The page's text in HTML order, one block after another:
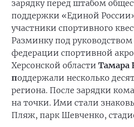
зарядку перед штабом
поддержки «Единой
участники спортивного
Разминку под
федерации спортивной
Херсонской области Тамара
поддержали несколько
региона. После зарядки
на точки. Ими стали
Пляж, парк Шевченко,